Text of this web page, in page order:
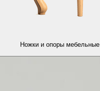
Ножки и опоры мебельные